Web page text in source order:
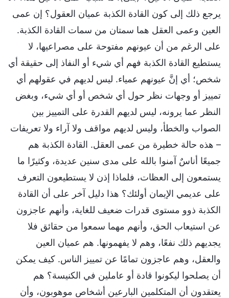
يرجع ذلك إلى كون القادة الكذبة عميان العقول؟ إن عمى
العين وعمى العقل هما سمتان من سمات القادة الكذبة.
على الرغم من أن عيونهم مفتوحة على مصراعيها، لا
يستطيع القادة الكذبة فهم أي شيء أو النفاذ إلى حقيقة أي
شخص؛ أي إنَّ عيونهم عمياء. ليس لديهم في عقولهم أي
تمييز أو وجهات نظر حول أي شخص أو أي شيء، وبغض
النظر عما يرونه، ليس لديهم القدرة على التمييز بين
الصواب والخطأ، وليس لديهم مواقف ولا آراء ولا تعريفات
– هذه حالة خطيرة من عمى العقل. القادة الكذبة هم
جميعًا أناسٌ آمنوا بالله على مدى سنين عديدة، وكثيرًا ما
يستمعون إلى العظات، فلماذا إذن لا يستطيعون التعرف
على عديمي الإيمان أولئك؟ هذا دليل آخر على أن القادة
الكذبة ذوو مستوى قدرات ضعيف للغاية، وأنهم عاجزون
عن استيعاب الحق، وأنهم مهما سمعوا من حقائق فلا
يجديهم ذلك نفعًا، وهم لا يفهمونها. هم عميان العين
والعقل، وهم عاجزون تمامًا عن تمييز الناس. كيف يمكن
أن يصلحوا ليكونوا قادة أو عاملين في الكنيسة؟ هم
يعتقدون أن المتكلمين البارعين أشخاص موهوبون، وأن